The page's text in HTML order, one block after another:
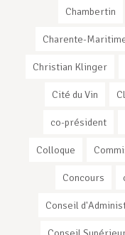
Chambertin
Charente-
Christian Klinger
Cité du Vin
co-président
Colloque
Concours
Conseil